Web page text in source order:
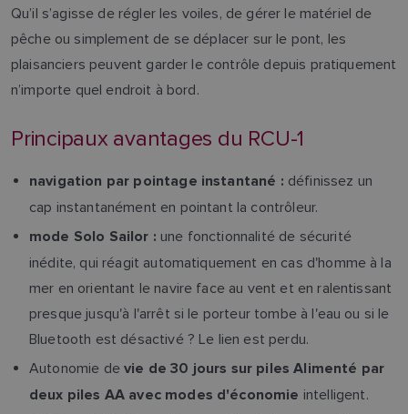
Qu’il s’agisse de régler les voiles, de gérer le matériel de
pêche ou simplement de se déplacer sur le pont, les
plaisanciers peuvent garder le contrôle depuis pratiquement
n’importe quel endroit à bord.
Principaux avantages du RCU-1
navigation par pointage instantané : définissez un
cap instantanément en pointant la contrôleur.
mode Solo Sailor : une fonctionnalité de sécurité
inédite, qui réagit automatiquement en cas d'homme à la
mer en orientant le navire face au vent et en ralentissant
presque jusqu'à l'arrêt si le porteur tombe à l'eau ou si le
Bluetooth est désactivé ? Le lien est perdu.
Autonomie devie de 30 jours sur piles Alimenté par
deux piles AA avec modes d'économie intelligent.